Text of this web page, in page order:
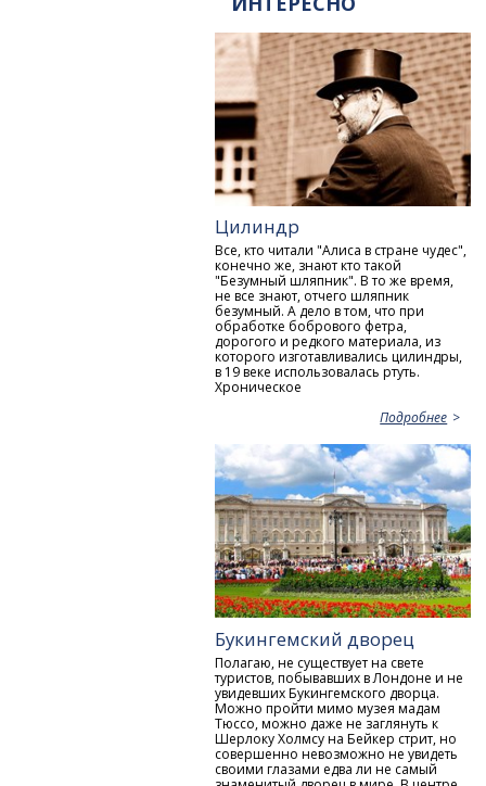
Цилиндр
Все, кто читали "Алиса в стране чудес",
конечно же, знают кто такой
"Безумный шляпник". В то же время,
не все знают, отчего шляпник
безумный. А дело в том, что при
обработке бобрового фетра,
дорогого и редкого материала, из
которого изготавливались цилиндры,
в 19 веке использовалась ртуть.
Хроническое
Подробнее
Букингемский дворец
Полагаю, не существует на свете
туристов, побывавших в Лондоне и не
увидевших Букингемского дворца.
Можно пройти мимо музея мадам
Тюссо, можно даже не заглянуть к
Шерлоку Холмсу на Бейкер стрит, но
совершенно невозможно не увидеть
своими глазами едва ли не самый